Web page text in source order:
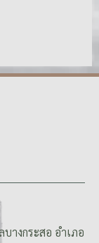
างกระสอ อำเภอ